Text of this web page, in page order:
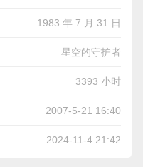
1983 年 7 月 31 日
星空的守护者
3393 小时
2007-5-21 16:40
2024-11-4 21:42